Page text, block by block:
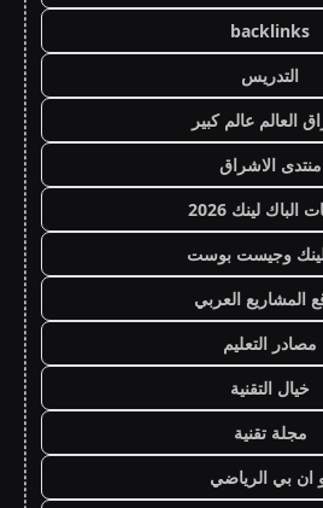
backlinks
التدريس
العالم عالم كبير
منتدى الاشراق
الباك لينك 2026
وجيست بوست
المشاريع العربي
مصادر التعليم
خيال التقنية
مجلة تقنية
ان بي الرياضي